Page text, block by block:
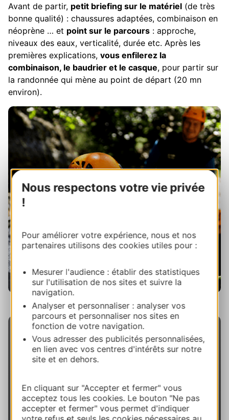
Nous respectons votre vie privée
!
Pour améliorer votre expérience, nous et nos
partenaires utilisons des cookies utiles pour :
Mesurer l'audience : établir des statistiques
sur l'utilisation de nos sites et suivre la
navigation.
Analyser et personnaliser : analyser vos
parcours et personnaliser nos sites en
fonction de votre navigation.
Vous adresser des publicités personnalisées,
en lien avec vos centres d'intérêts sur notre
site et en dehors.
En cliquant sur "Accepter et fermer" vous
acceptez tous les cookies. Le bouton "Ne pas
accepter et fermer" vous permet d'indiquer
Avant de partir, petit briefing sur le matériel (de très
bonne qualité) : chaussures adaptées, combinaison en
néoprène … et point sur le parcours : approche,
niveaux des eaux, verticalité, durée etc. Après les
premières explications, vous enfilerez la
combinaison, le baudrier et le casque, pour partir sur
la randonnée qui mène au point de départ (20 mn
environ).
Canyon de Marc en Ariège, ADT Ariège
Matériel à prévoir: chaussures fermées qui
tiennent bien aux pieds (baskets), maillot de bain